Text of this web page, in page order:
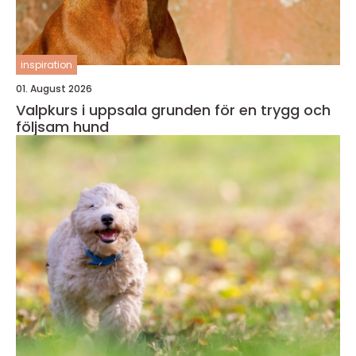
inspiration
01. August 2026
Valpkurs i uppsala grunden för en trygg och
följsam hund